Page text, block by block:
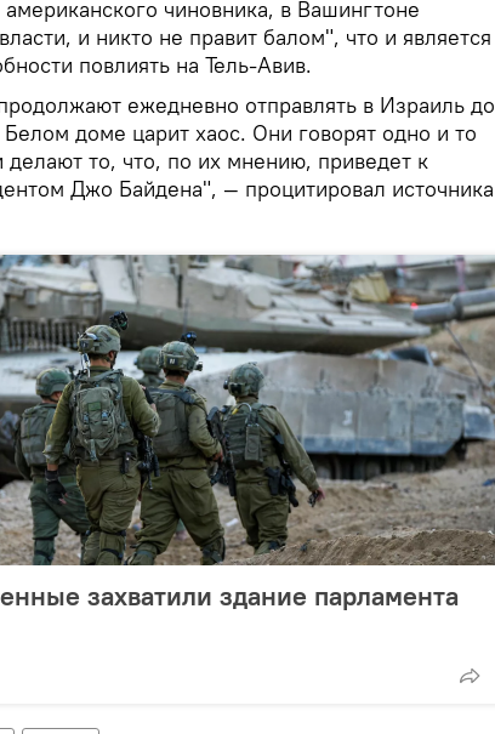
чиновника, в Вашингтоне
и никто не правит балом", что и является
повлиять на Тель-Авив.
ежедневно отправлять в Израиль до
доме царит хаос. Они говорят одно и то
то, что, по их мнению, приведет к
Джо Байдена", — процитировал источника
захватили здание парламента